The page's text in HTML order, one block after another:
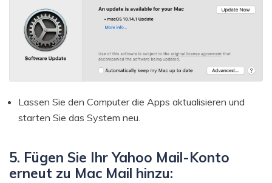
Lassen Sie den Computer die Apps aktualisieren und
starten Sie das System neu.
5. Fügen Sie Ihr Yahoo Mail-Konto
erneut zu Mac Mail hinzu: